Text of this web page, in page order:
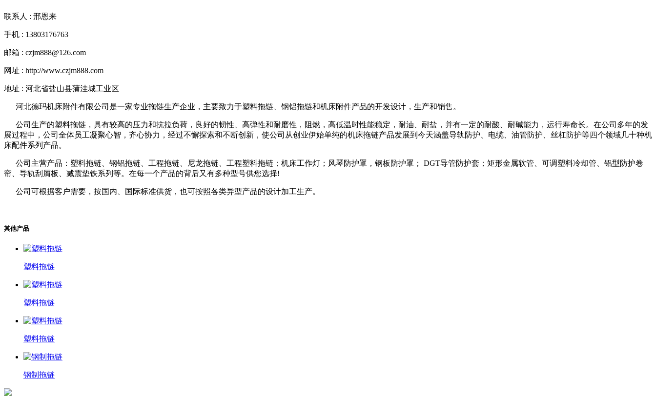
联系人 : 邢恩来
手机 : 13803176763
邮箱 : czjm888@126.com
网址 : http://www.czjm888.com
地址 : 河北省盐山县蒲洼城工业区
河北德玛机床附件有限公司是一家专业拖链生产企业，主要致力于塑料拖链、钢铝拖链和机床附件产品的开发设计，生产和销售。
公司生产的塑料拖链，具有较高的压力和抗拉负荷，良好的韧性、高弹性和耐磨性，阻燃，高低温时性能稳定，耐油、耐盐，并有一定的耐酸、耐碱能力，运行寿命长。在公司多年的发
展过程中，公司全体员工凝聚心智，齐心协力，经过不懈探索和不断创新，使公司从创业伊始单纯的机床拖链产品发展到今天涵盖导轨防护、电缆、油管防护、丝杠防护等四个领域几十种机
床配件系列产品。
公司主营产品：塑料拖链、钢铝拖链、工程拖链、尼龙拖链、工程塑料拖链；机床工作灯；风琴防护罩，钢板防护罩； DGT导管防护套；矩形金属软管、可调塑料冷却管、铝型防护卷
帘、导轨刮屑板、减震垫铁系列等。在每一个产品的背后又有多种型号供您选择!
公司可根据客户需要，按国内、国际标准供货，也可按照各类异型产品的设计加工生产。
其他产品
塑料拖链
塑料拖链
塑料拖链
钢制拖链